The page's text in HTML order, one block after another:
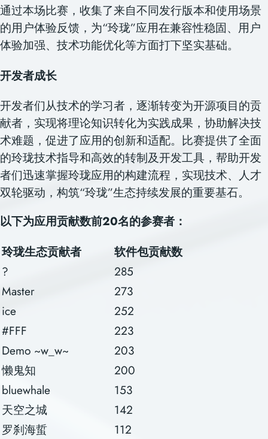
通过本场比赛，收集了来自不同发行版本和使用场景
的用户体验反馈，为“玲珑”应用在兼容性稳固、用户
体验加强、技术功能优化等方面打下坚实基础。
开发者成长
开发者们从技术的学习者，逐渐转变为开源项目的贡
献者，实现将理论知识转化为实践成果，协助解决技
术难题，促进了应用的创新和适配。 比赛提供了全面
的玲珑技术指导和高效的转制及开发工具，帮助开发
者们迅速掌握玲珑应用的构建流程，实现技术、人才
双轮驱动， 构筑“玲珑”生态持续发展的重要基石。
以下为应用贡献数前20名的参赛者：
玲珑生态贡献者
软件包贡献数
?
285
Master
273
ice
252
#FFF
223
Demo ~w_w~
203
懒鬼知
200
bluewhale
153
天空之城
142
罗刹海蜇
112